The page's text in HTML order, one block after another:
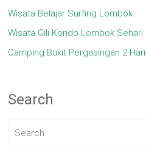
Wisata Belajar Surfing Lombok
Wisata Gili Kondo Lombok Sehari
Camping Bukit Pergasingan 2 Hari
Search